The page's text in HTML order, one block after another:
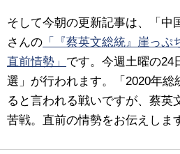
そして今朝の更新記事は、「中
さんの 「『蔡英文総統』崖っぷ
直前情勢」 です。今週土曜の24
選」が行われます。「2020年総
ると言われる戦いですが、蔡英
苦戦。直前の情勢をお伝えしま